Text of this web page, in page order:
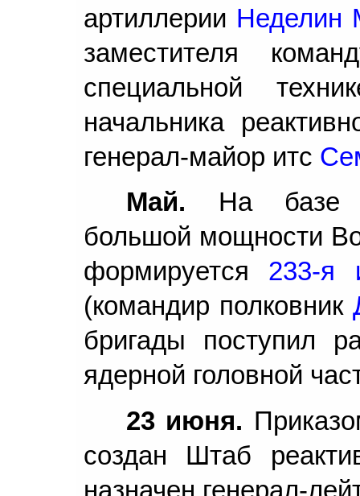
артиллерии Неделин
заместителя
специальной
начальника
генерал-майор итс
Май. На базе
большой мощности
формируется 233-я
(командир полковник
бригады поступил
ядерной головной
23 июня.
создан Штаб
назначен генерал-